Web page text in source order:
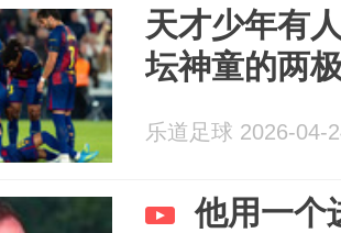
天才少年有
坛神童的两
乐道足球 2026-04-
他用一个